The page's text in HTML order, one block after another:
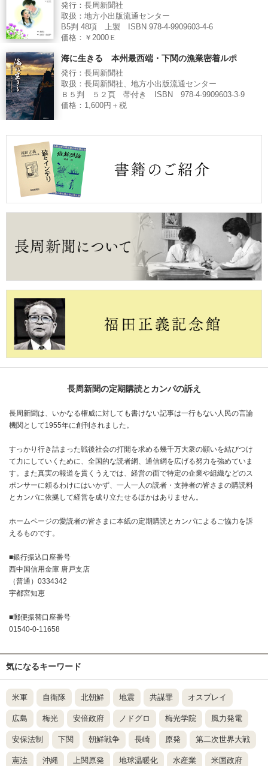
発行：長周新聞社
取扱：地方小出版流通センター
B5判 48項 上製 ISBN 978-4-9909603-4-6
価格：￥2000Ｅ
海に生きる 本州最西端・下関の漁業密着ルポ
発行：長周新聞社
取扱：長周新聞社、地方小出版流通センター
Ｂ５判 ５２頁 帯付き ISBN 978-4-9909603-3-9
価格：1,600円＋税
長周新聞の定期購読とカンパの訴え
長周新聞は、いかなる権威に対しても書けない記事は一行もない人民の言論
機関として1955年に創刊されました。
すっかり行き詰まった戦後社会の打開を求める幾千万大衆の願いを結びつけ
て力にしていくために、全国的な読者網、通信網を広げる努力を強めていま
す。また真実の報道を貫くうえでは、経営の面で特定の企業や組織などのス
ポンサーに頼るわけにはいかず、一人一人の読者・支持者の皆さまの購読料
とカンパに依拠して経営を成り立たせるほかはありません。
ホームページの愛読者の皆さまに本紙の定期購読とカンパによるご協力を訴
えるものです。
■銀行振込口座番号
西中国信用金庫 唐戸支店
（普通）0334342
宇都宮知恵
■郵便振替口座番号
01540-0-11658
気になるキーワード
米軍 自衛隊 北朝鮮 地震 共謀罪 オスプレイ
広島 梅光 安倍政府 ノドグロ 梅光学院 風力発電
安保法制 下関 朝鮮戦争 長崎 原発 第二次世界大戦
憲法 沖縄 上関原発 地球温暖化 水産業 米国政府